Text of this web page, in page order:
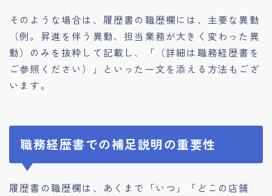
そのような場合は、履歴書の職歴欄には、主要な異動
（例。昇進を伴う異動、担当業務が大きく変わった異
動）のみを抜粋して記載し、「（詳細は職務経歴書を
ご参照ください）」といった一文を添える方法もござ
います。
職務経歴書での補足説明の重要性
履歴書の職歴欄は、あくまで「いつ」「どこの店舗